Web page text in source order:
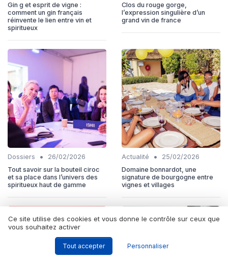
Gin g et esprit de vigne :
comment un gin français
réinvente le lien entre vin et
spiritueux
Clos du rouge gorge,
l’expression singulière d’un
grand vin de france
Dossiers •
26/02/2026
Tout savoir sur la bouteil ciroc
et sa place dans l’univers des
spiritueux haut de gamme
Actualité •
25/02/2026
Domaine bonnardot, une
signature de bourgogne entre
vignes et villages
Ce site utilise des cookies et vous donne le contrôle sur ceux que
vous souhaitez activer
Tout accepter Personnaliser